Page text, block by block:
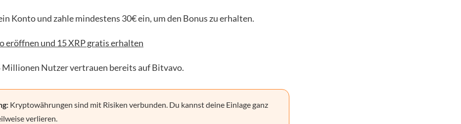
Konto und zahle mindestens 30€ ein, um den Bonus zu erhalten.
eröffnen und 15 XRP gratis erhalten
Millionen Nutzer vertrauen bereits auf Bitvavo.
Kryptowährungen sind mit Risiken verbunden. Du kannst deine Einlage ganz
verlieren.